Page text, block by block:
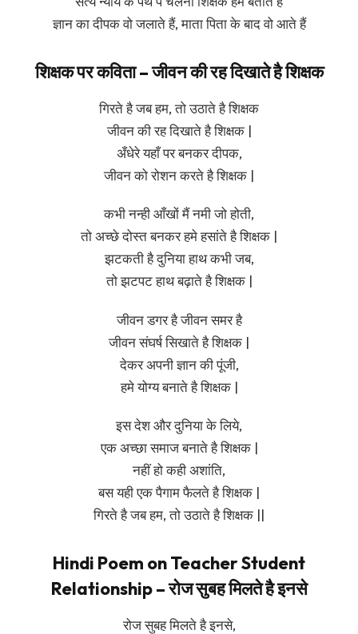
ज्ञान का दीपक वो जलाते हैं, माता पिता के बाद वो आते हैं
शिक्षक पर कविता – जीवन की रह दिखाते है शिक्षक
गिरते है जब हम, तो उठाते है शिक्षक
जीवन की रह दिखाते है शिक्षक |
अँधेरे यहाँ पर बनकर दीपक,
जीवन को रोशन करते है शिक्षक |
कभी नन्ही आँखों मैं नमी जो होती,
तो अच्छे दोस्त बनकर हमे हसांते है शिक्षक |
झटकती है दुनिया हाथ कभी जब,
तो झटपट हाथ बढ़ाते है शिक्षक |
जीवन डगर है जीवन समर है
जीवन संघर्ष सिखाते है शिक्षक |
देकर अपनी ज्ञान की पूंजी,
हमे योग्य बनाते है शिक्षक |
इस देश और दुनिया के लिये,
एक अच्छा समाज बनाते है शिक्षक |
नहीं हो कही अशांति,
बस यही एक पैगाम फैलते है शिक्षक |
गिरते है जब हम, तो उठाते है शिक्षक ||
Hindi Poem on Teacher Student
Relationship – रोज सुबह मिलते है इनसे
रोज सुबह मिलते है इनसे,